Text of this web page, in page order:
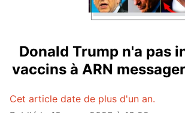
Donald Trump n'a pas
vaccins à ARN
Cet article date de plus d'un an.